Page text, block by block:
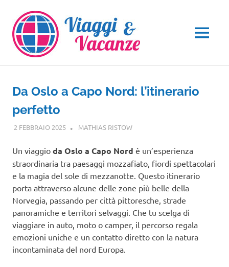
contenuto
MENU
Da Oslo a Capo Nord: l’itinerario
perfetto
2 FEBBRAIO 2025 MATHIAS RISTOWVIAGGI NEL MONDO
Un viaggio da Oslo a Capo Nord è un’esperienza
straordinaria tra paesaggi mozzafiato, fiordi spettacolari
e la magia del sole di mezzanotte. Questo itinerario
porta attraverso alcune delle zone più belle della
Norvegia, passando per città pittoresche, strade
panoramiche e territori selvaggi. Che tu scelga di
viaggiare in auto, moto o camper, il percorso regala
emozioni uniche e un contatto diretto con la natura
incontaminata del nord Europa.